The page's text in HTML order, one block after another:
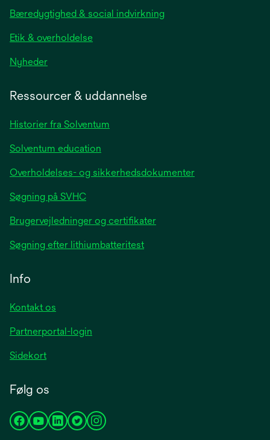
new
Bæredygtighed & social indvirkning
Etik & overholdelse
Nyhederopens
tab
Ressourcer & uddannelse
Historier fra Solventum
Solventum education
Overholdelses- og sikkerhedsdokumenter
Søgning på SVHC
Brugervejledninger og certifikater
Søgning efter lithiumbatteritest
Info
Kontakt os
Partnerportal-login
Sidekort
Følg os
opensopensopensopensopens